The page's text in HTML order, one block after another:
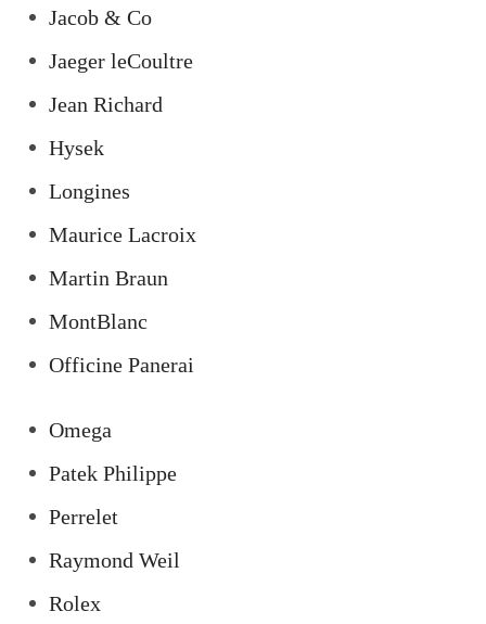
Jacob & Co
Jaeger leCoultre
Jean Richard
Hysek
Longines
Maurice Lacroix
Martin Braun
MontBlanc
Officine Panerai
Omega
Patek Philippe
Perrelet
Raymond Weil
Rolex